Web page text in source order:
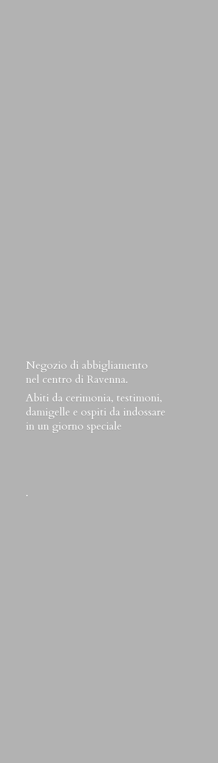
Negozio di abbigliamento
nel centro di Ravenna.
Abiti da cerimonia, testimoni,
damigelle e ospiti da indossare
in un giorno speciale
.